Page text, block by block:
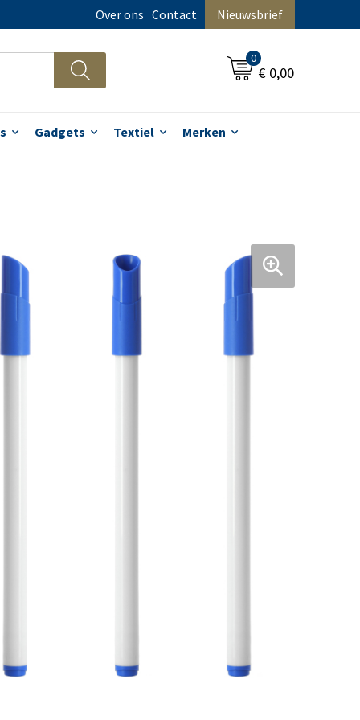
Over ons Contact Nieuwsbrief
0
€ 0,00
Gadgets Textiel Merken